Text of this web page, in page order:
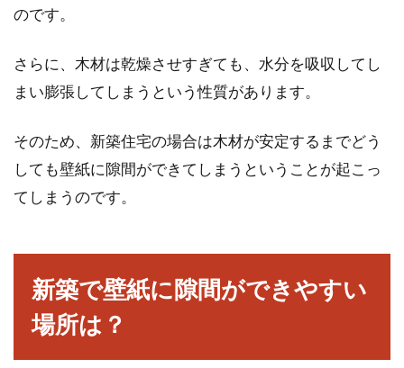
つが近隣との関係性です。近隣トラブルで引っ
アパートのガスコンロがつかない！
調子が悪い方はいらっしゃいますか。料理をし
ようとキ...
【アパート経営】エアコン等・設備
のです。
さらに、木材は乾燥させすぎても、水分を吸収してし
まい膨張してしまうという性質があります。
そのため、新築住宅の場合は木材が安定するまでどう
しても壁紙に隙間ができてしまうということが起こっ
てしまうのです。
新築で壁紙に隙間ができやすい
場所は？